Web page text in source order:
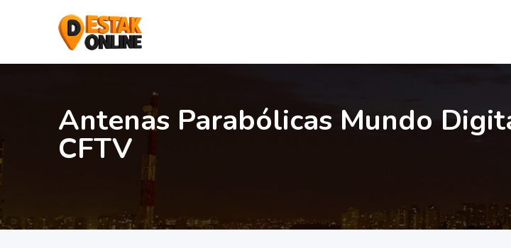
Antenas Parabólicas Mundo
CFTV